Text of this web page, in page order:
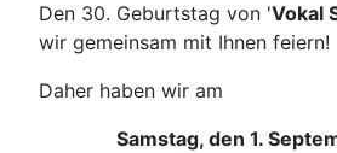
Den 30. Geburtstag von 'Vokal
wir gemeinsam mit Ihnen feiern!
Daher haben wir am
Samstag, den 1.